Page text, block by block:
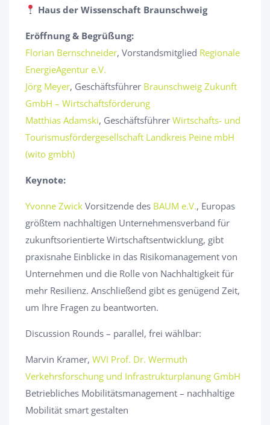
Haus der Wissenschaft Braunschweig
Eröffnung & Begrüßung:
Florian Bernschneider, Vorstandsmitglied Regionale
EnergieAgentur e.V.
Jörg Meyer, Geschäftsführer Braunschweig Zukunft
GmbH – Wirtschaftsförderung
Matthias Adamski, Geschäftsführer Wirtschafts- und
Tourismusfördergesellschaft Landkreis Peine mbH
(wito gmbh)
Keynote:
Yvonne Zwick Vorsitzende des BAUM e.V., Europas
größtem nachhaltigen Unternehmensverband für
zukunftsorientierte Wirtschaftsentwicklung, gibt
praxisnahe Einblicke in das Risikomanagement von
Unternehmen und die Rolle von Nachhaltigkeit für
mehr Resilienz. Anschließend gibt es genügend Zeit,
um Ihre Fragen zu beantworten.
Discussion Rounds – parallel, frei wählbar:
Marvin Kramer, WVI Prof. Dr. Wermuth
Verkehrsforschung und Infrastrukturplanung GmbH
Betriebliches Mobilitätsmanagement – nachhaltige
Mobilität smart gestalten